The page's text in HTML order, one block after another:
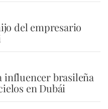
del empresario
influencer brasileña
en Dubái